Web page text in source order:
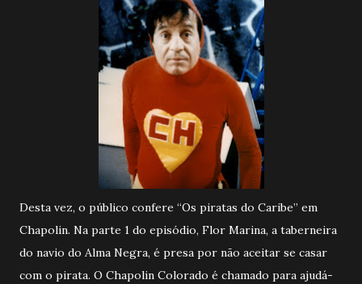
Desta vez, o público confere “Os piratas do Caribe” em
Chapolin. Na parte 1 do episódio, Flor Marina, a taberneira
do navio do Alma Negra, é presa por não aceitar se casar
com o pirata. O Chapolin Colorado é chamado para ajudá-